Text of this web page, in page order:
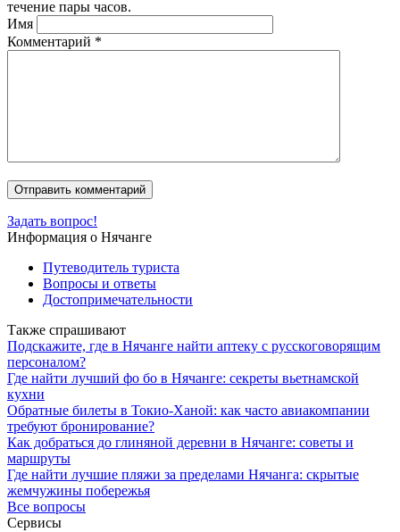
течение пары часов.
Имя
Комментарий *
Задать вопрос!
Информация о Нячанге
Путеводитель туриста
Вопросы и ответы
Достопримечательности
Также спрашивают
Подскажите, где в Нячанге найти аптеку с русскоговорящим
персоналом?
Где найти лучший фо бо в Нячанге: секреты вьетнамской
кухни
Обратные билеты в Токио-Ханой: как часто авиакомпании
требуют бронирование?
Как добраться до глиняной деревни в Нячанге: советы и
маршруты
Где найти лучшие пляжи за пределами Нячанга: скрытые
жемчужины побережья
Все вопросы
Сервисы